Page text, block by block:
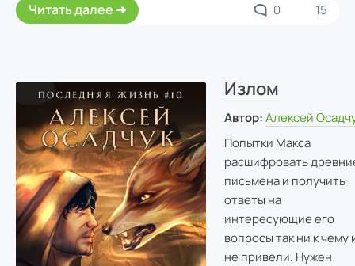
Читать далее 0 15
Излом
Автор: Алексей
Попытки Макса
расшифровать
письмена и получить
ответы на
интересующие его
вопросы так ни к чему
не привели. Нужен